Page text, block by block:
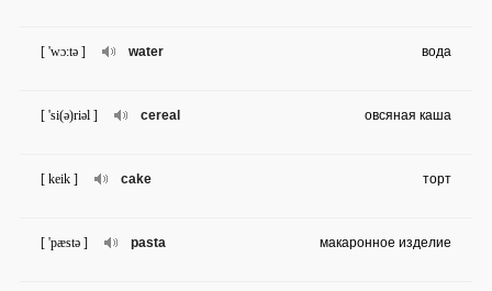
water
[ 'wɔ:tə ] вода
cereal
[ 'si(ə)riəl ] овсяная каша
cake
[ keik ] торт
pasta
[ 'pæstə ] макаронное изделие